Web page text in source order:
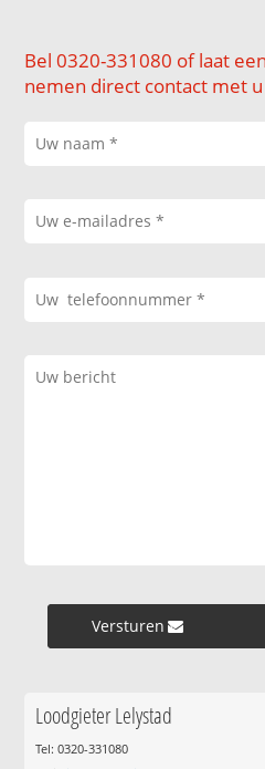
Bel 0320-331080 of laat
nemen direct contact met
Versturen »
Loodgieter Lelystad
Tel: 0320-331080